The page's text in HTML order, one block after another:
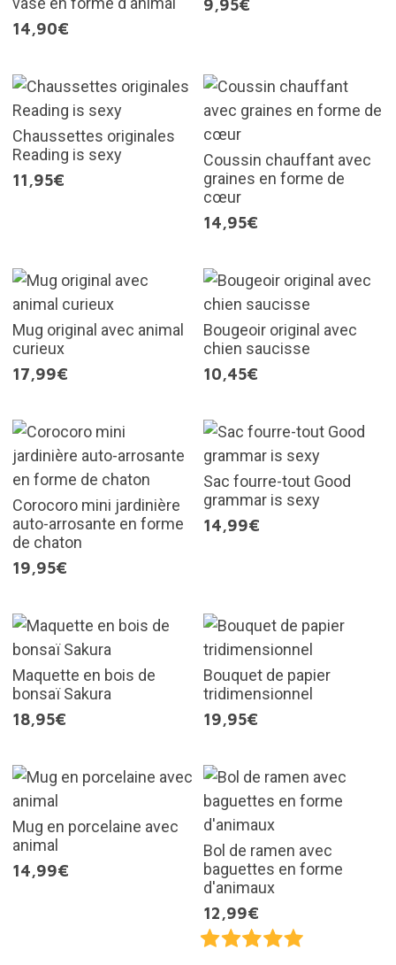
14,90€
9,95€
Chaussettes originales
Reading is sexy
11,95€
Coussin chauffant avec
graines en forme de
cœur
14,95€
Mug original avec animal
curieux
17,99€
Bougeoir original avec
chien saucisse
10,45€
Corocoro mini jardinière
auto-arrosante en forme
de chaton
19,95€
Sac fourre-tout Good
grammar is sexy
14,99€
Maquette en bois de
bonsaï Sakura
18,95€
Bouquet de papier
tridimensionnel
19,95€
Mug en porcelaine avec
animal
14,99€
Bol de ramen avec
baguettes en forme
d'animaux
12,99€